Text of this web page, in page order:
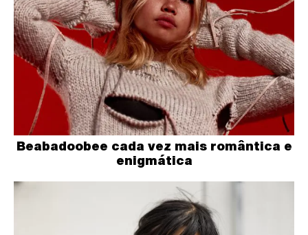
Beabadoobee cada vez mais romântica e
enigmática